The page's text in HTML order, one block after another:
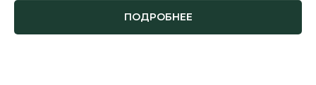
ПОДРОБНЕЕ